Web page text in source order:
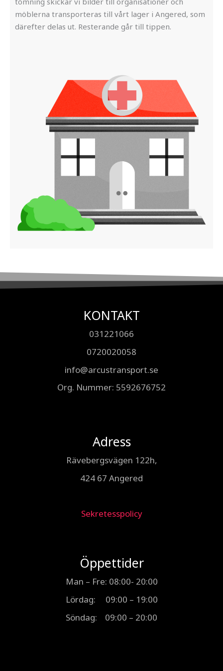
möblerna transporteras till vårt lager i Angered, som
därefter delas ut. Resterande går till tippen.
KONTAKT
031221066
0720020058
info@arcustransport.se
Org. Nummer: 5592676752
Adress
Rävebergsvägen 122h,
424 67 Angered
Sekretesspolicy
Öppettider
Man – Fre: 08:00- 20:00
Lördag: 09:00 – 19:00
Söndag: 09:00 – 20:00